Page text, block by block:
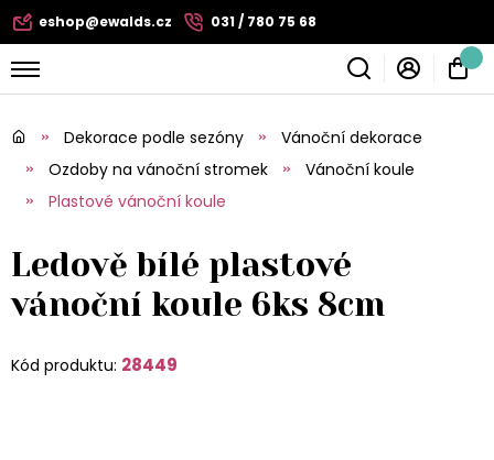
eshop@ewalds.cz 031 / 780 75 68
Dekorace podle sezóny
Vánoční dekorace
Ozdoby na vánoční stromek
Vánoční koule
Plastové vánoční koule
Ledově bílé plastové
vánoční koule 6ks 8cm
Kód produktu: 28449